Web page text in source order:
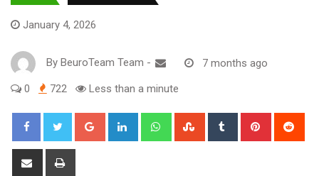
January 4, 2026
By BeuroTeam Team - 7 months ago
0 722 Less than a minute
Google+ LinkedIn WhatsappStumbleUpon
Tumblr Pinterest
Share